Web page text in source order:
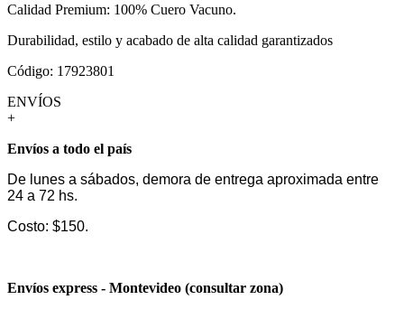
Calidad Premium: 100% Cuero Vacuno.
Durabilidad, estilo y acabado de alta calidad garantizados
Código: 17923801
ENVÍOS
+
Envíos a todo el país
De lunes a sábados, demora de entrega aproximada entre
24 a 72 hs.
Costo: $150.
Envíos express - Montevideo (consultar zona)